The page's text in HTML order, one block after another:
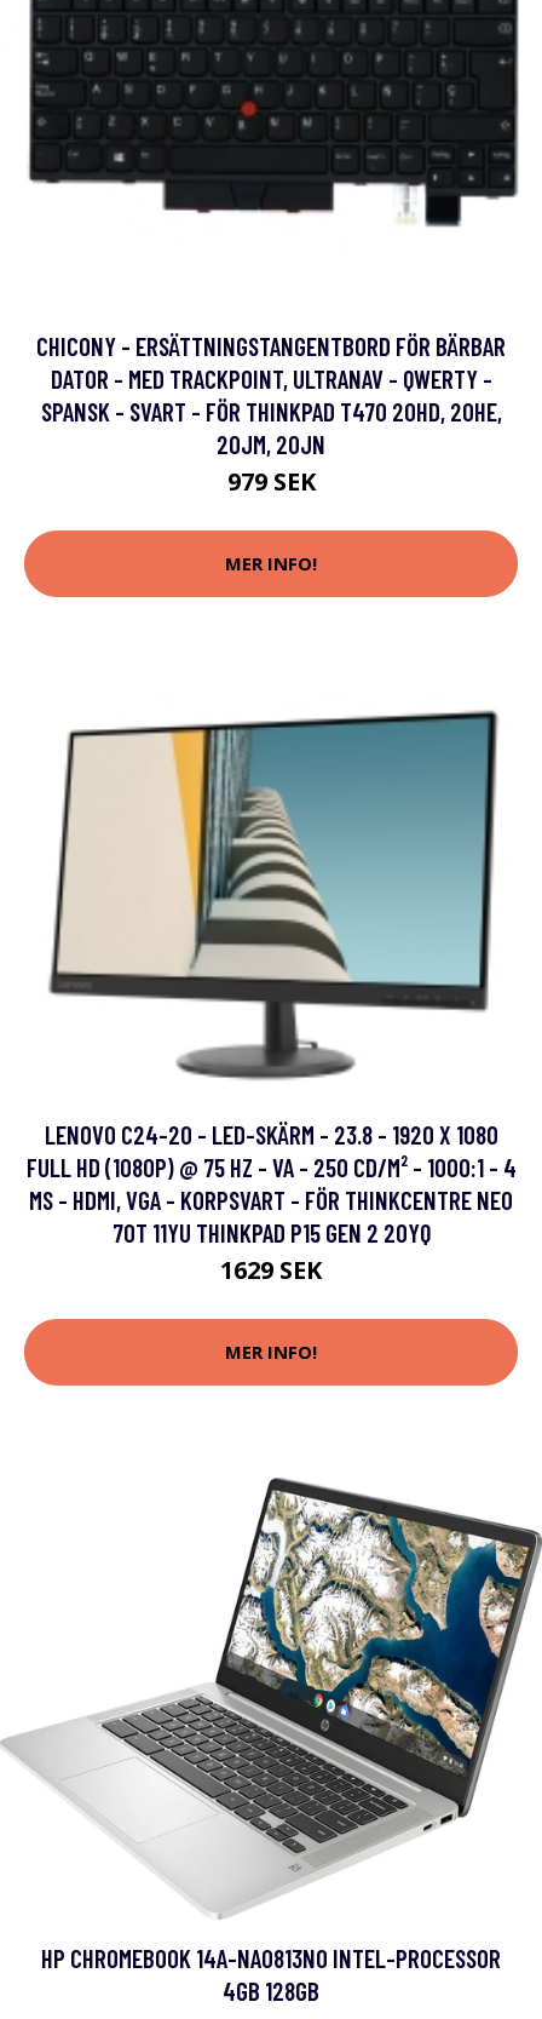
CHICONY - ERSÄTTNINGSTANGENTBORD FÖR BÄRBAR
DATOR - MED TRACKPOINT, ULTRANAV - QWERTY -
SPANSK - SVART - FÖR THINKPAD T470 20HD, 20HE,
20JM, 20JN
979 SEK
MER INFO!
LENOVO C24-20 - LED-SKÄRM - 23.8 - 1920 X 1080
FULL HD (1080P) @ 75 HZ - VA - 250 CD/M² - 1000:1 - 4
MS - HDMI, VGA - KORPSVART - FÖR THINKCENTRE NEO
70T 11YU THINKPAD P15 GEN 2 20YQ
1629 SEK
MER INFO!
HP CHROMEBOOK 14A-NA0813NO INTEL-PROCESSOR
4GB 128GB